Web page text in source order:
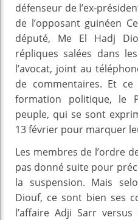
défenseur de l’ex-
de l’opposant guinéen
député, Me El Hadj
répliques salées dans
l’avocat, joint au
de commentaires. Et
formation politique, le
peuple, qui se sont
13 février pour marquer
Les membres de l’ordre
pas donné suite pour
la suspension. Mais
Diouf, ce sont bien ses
l’affaire Adji Sarr